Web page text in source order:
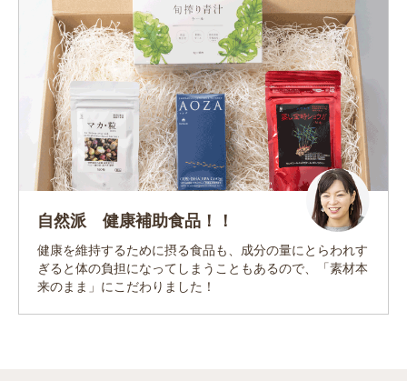
自然派 健康補助食品！！
健康を維持するために摂る食品も、成分の量にとらわれす
ぎると体の負担になってしまうこともあるので、「素材本
来のまま」にこだわりました！